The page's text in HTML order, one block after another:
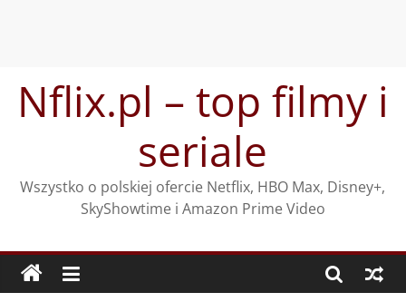
treściNflix.pl – top filmy i
seriale
Wszystko o polskiej ofercie Netflix, HBO Max, Disney+,
SkyShowtime i Amazon Prime Video